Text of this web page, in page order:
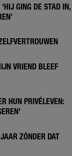
GING DE STAD IN,
VRIEND BLEEF
HUN PRIVÉLEVEN:
ZÓNDER DAT